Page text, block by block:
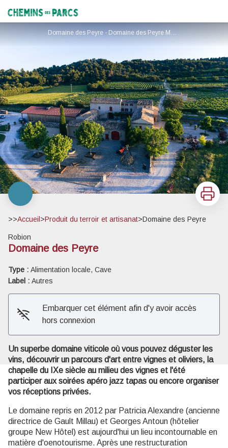
Chemins des Parcs
Domaine des Peyre - Domaine des Peyre Maxime Mistral
Imprimer
>>Accueil >Produit du terroir et artisanat>Domaine des Peyre
Robion
Domaine des Peyre
Type : Alimentation locale, Cave
Label : Autres
Embarquer cet élément afin d'y avoir accès
hors connexion
Un superbe domaine viticole où vous pouvez déguster les
vins, découvrir un parcours d'art entre vignes et oliviers, la
chapelle du IXe siècle au milieu des vignes et l'été
participer aux soirées apéro jazz tapas ou encore organiser
vos réceptions privées.
Le domaine repris en 2012 par Patricia Alexandre (ancienne
directrice de Gault Millau) et Georges Antoun (hôtelier
groupe New Hôtel) est aujourd'hui un lieu incontournable en
matière d'oenotourisme. Après une restructuration